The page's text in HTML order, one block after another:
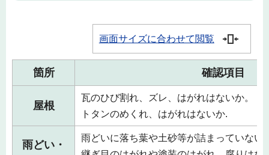
画面サイズに合わせて閲覧
箇所 確認項目
屋根
瓦のひび割れ、ズレ、はがれはないか。
トタンのめくれ、はがれはないか.
雨どい・
雨どいに落ち葉や土砂等が詰まっていない